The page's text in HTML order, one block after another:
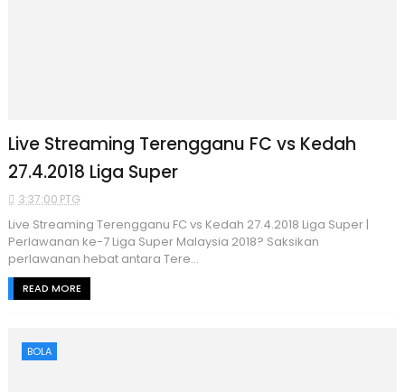
Live Streaming Terengganu FC vs Kedah
27.4.2018 Liga Super
3:37:00 PTG
Live Streaming Terengganu FC vs Kedah 27.4.2018 Liga Super |
Perlawanan ke-7 Liga Super Malaysia 2018? Saksikan
perlawanan hebat antara Tere...
READ MORE
BOLA